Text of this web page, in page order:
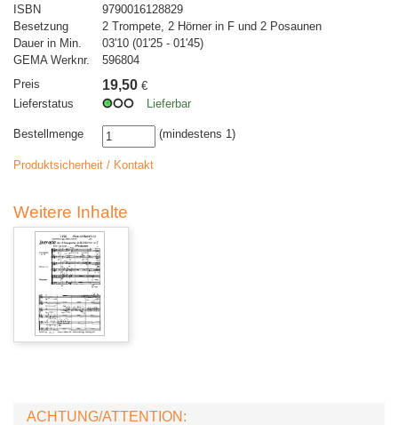
ISBN
9790016128829
Besetzung
2 Trompete, 2 Hörner in F und 2 Posaunen
Dauer in Min.
03'10 (01'25 - 01'45)
GEMA Werknr.
596804
Preis
19,50 €
Lieferstatus
Lieferbar
Bestellmenge (mindestens 1)
Produktsicherheit / Kontakt
Weitere Inhalte
ACHTUNG/ATTENTION: